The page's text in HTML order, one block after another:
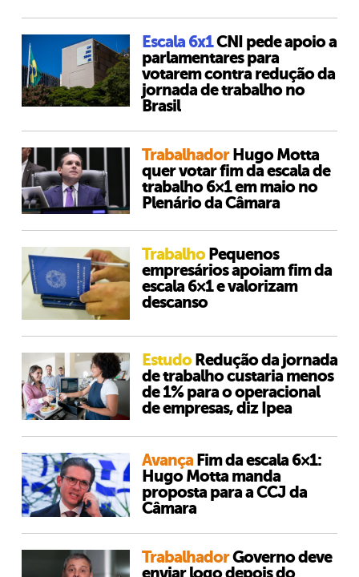
Escala 6x1CNI pede apoio a
parlamentares para
votarem contra redução da
jornada de trabalho no
Brasil
Trabalhador Hugo Motta
quer votar fim da escala de
trabalho 6×1 em maio no
Plenário da Câmara
Trabalho Pequenos
empresários apoiam fim da
escala 6×1 e valorizam
descanso
Estudo Redução da jornada
de trabalho custaria menos
de 1% para o operacional
de empresas, diz Ipea
Avança Fim da escala 6×1:
Hugo Motta manda
proposta para a CCJ da
Câmara
TrabalhadorGoverno deve